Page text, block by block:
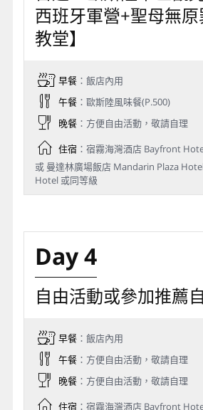
西班牙軍營+聖母無
教堂】
早餐：飯店內用
午餐：歐斯陸風味餐(P.500)
晚餐：方便自由活動，敬請自理
住宿：宿霧海灣酒店 Bayfront
或 曼達林廣場飯店 Mandarin Plaza
Hotel 或同等級
Day 4
自由活動或參加推薦
早餐：飯店內用
午餐：方便自由活動，敬請自理
晚餐：方便自由活動，敬請自理
住宿：宿霧海灣酒店 Bayfront